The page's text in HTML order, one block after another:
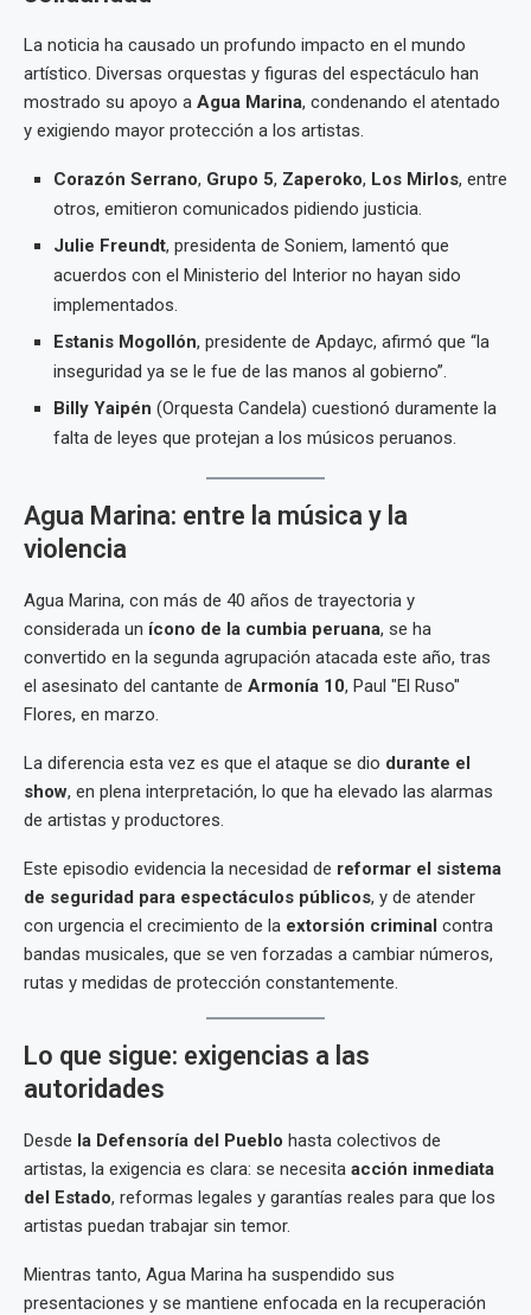
La noticia ha causado un profundo impacto en el mundo
artístico. Diversas orquestas y figuras del espectáculo han
mostrado su apoyo a Agua Marina, condenando el atentado
y exigiendo mayor protección a los artistas.
Corazón Serrano, Grupo 5, Zaperoko, Los Mirlos, entre
otros, emitieron comunicados pidiendo justicia.
Julie Freundt, presidenta de Soniem, lamentó que
acuerdos con el Ministerio del Interior no hayan sido
implementados.
Estanis Mogollón, presidente de Apdayc, afirmó que “la
inseguridad ya se le fue de las manos al gobierno”.
Billy Yaipén (Orquesta Candela) cuestionó duramente la
falta de leyes que protejan a los músicos peruanos.
Agua Marina: entre la música y la
violencia
Agua Marina, con más de 40 años de trayectoria y
considerada un ícono de la cumbia peruana, se ha
convertido en la segunda agrupación atacada este año, tras
el asesinato del cantante de Armonía 10, Paul "El Ruso"
Flores, en marzo.
La diferencia esta vez es que el ataque se dio durante el
show, en plena interpretación, lo que ha elevado las alarmas
de artistas y productores.
Este episodio evidencia la necesidad de reformar el sistema
de seguridad para espectáculos públicos, y de atender
con urgencia el crecimiento de la extorsión criminal contra
bandas musicales, que se ven forzadas a cambiar números,
rutas y medidas de protección constantemente.
Lo que sigue: exigencias a las
autoridades
Desde la Defensoría del Pueblo hasta colectivos de
artistas, la exigencia es clara: se necesita acción inmediata
del Estado, reformas legales y garantías reales para que los
artistas puedan trabajar sin temor.
Mientras tanto, Agua Marina ha suspendido sus
presentaciones y se mantiene enfocada en la recuperación